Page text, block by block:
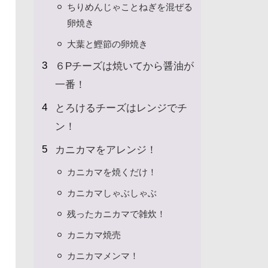
ちりめんじゃことねぎを混ぜる
卵焼き
大葉と鰹節の卵焼き
６Pチーズは焼いてから醤油が
一番！
とろけるチーズはレンジでチ
ン！
カニカマをアレンジ！
カニカマを焼くだけ！
カニカマしゃぶしゃぶ
残ったカニカマで雑炊！
カニカマ焼売
カニカマメンマ！